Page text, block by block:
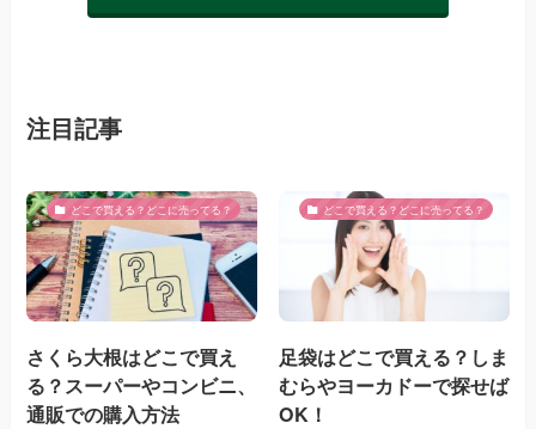
注目記事
どこで買える？どこに売ってる？
さくら大根はどこで買え
る？スーパーやコンビニ、
通販での購入方法
どこで買える？どこに売ってる？
足袋はどこで買える？しま
むらやヨーカドーで探せば
OK！